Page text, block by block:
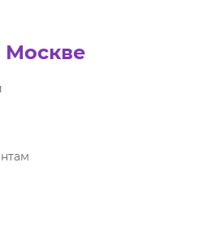
Москве